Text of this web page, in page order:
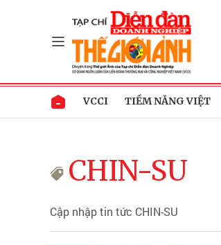
VCCI TIỀM NĂNG VIỆT
CHIN-SU
Cập nhập tin tức CHIN-SU